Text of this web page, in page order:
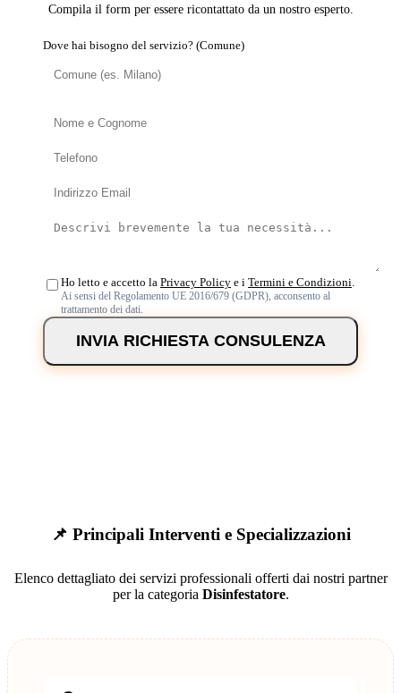
Compila il form per essere ricontattato da un nostro esperto.
Dove hai bisogno del servizio? (Comune)
Ho letto e accetto la Privacy Policy e i Termini e Condizioni
Ai sensi del Regolamento UE 2016/679 (GDPR), acconsento al
trattamento dei dati.
INVIA RICHIESTA CONSULENZA
📌 Principali Interventi e Specializzazioni
Elenco dettagliato dei servizi professionali offerti dai nostri partner
per la categoria Disinfestatore.